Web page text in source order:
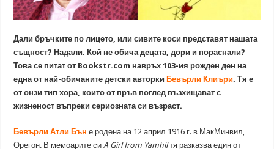
Дали бръчките по лицето, или сивите коси представят нашата
същност? Надали. Кой не обича децата, дори и пораснали?
Това се питат от Bookstr.com навръх 103-ия рожден ден на
една от най-обичаните детски авторки Бевърли Клиъри. Тя е
от онзи тип хора, които от пръв поглед възхищават с
жизненост въпреки сериозната си възраст.
Бевърли Атли Бън е родена на 12 април 1916 г. в МакМинвил,
Орегон. В мемоарите сиA Girl from Yamhilтя разказва един от